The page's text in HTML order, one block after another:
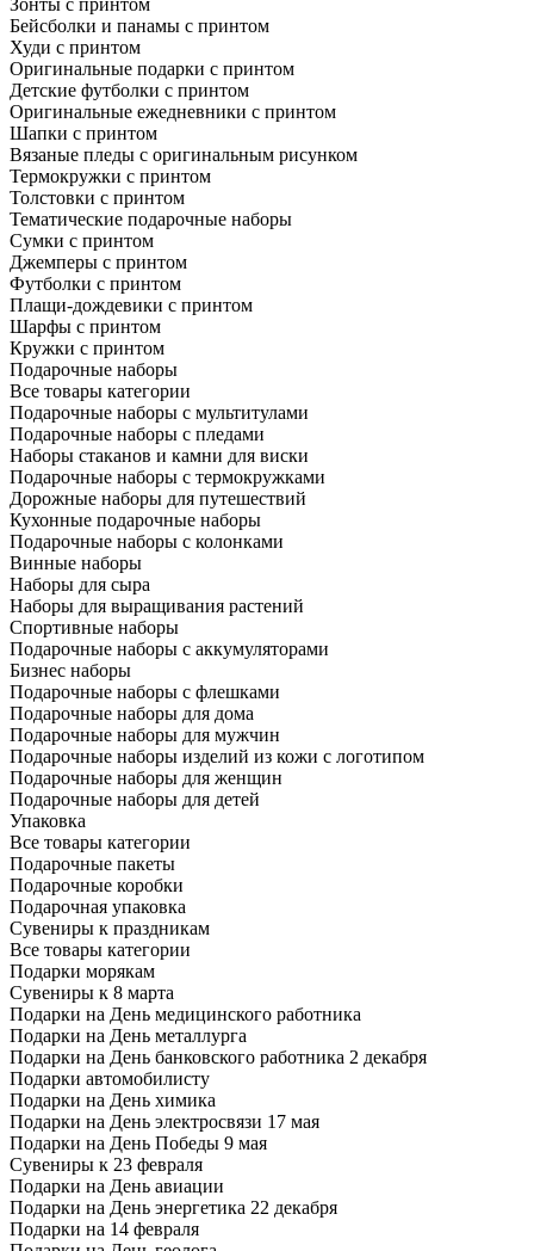
Зонты с принтом
Бейсболки и панамы с принтом
Худи с принтом
Оригинальные подарки с принтом
Детские футболки с принтом
Оригинальные ежедневники с принтом
Шапки с принтом
Вязаные пледы с оригинальным рисунком
Термокружки с принтом
Толстовки с принтом
Тематические подарочные наборы
Сумки с принтом
Джемперы с принтом
Футболки с принтом
Плащи-дождевики с принтом
Шарфы с принтом
Кружки с принтом
Подарочные наборы
Все товары категории
Подарочные наборы с мультитулами
Подарочные наборы с пледами
Наборы стаканов и камни для виски
Подарочные наборы с термокружками
Дорожные наборы для путешествий
Кухонные подарочные наборы
Подарочные наборы с колонками
Винные наборы
Наборы для сыра
Наборы для выращивания растений
Спортивные наборы
Подарочные наборы с аккумуляторами
Бизнес наборы
Подарочные наборы с флешками
Подарочные наборы для дома
Подарочные наборы для мужчин
Подарочные наборы изделий из кожи с логотипом
Подарочные наборы для женщин
Подарочные наборы для детей
Упаковка
Все товары категории
Подарочные пакеты
Подарочные коробки
Подарочная упаковка
Сувениры к праздникам
Все товары категории
Подарки морякам
Сувениры к 8 марта
Подарки на День медицинского работника
Подарки на День металлурга
Подарки на День банковского работника 2 декабря
Подарки автомобилисту
Подарки на День химика
Подарки на День электросвязи 17 мая
Подарки на День Победы 9 мая
Сувениры к 23 февраля
Подарки на День авиации
Подарки на День энергетика 22 декабря
Подарки на 14 февраля